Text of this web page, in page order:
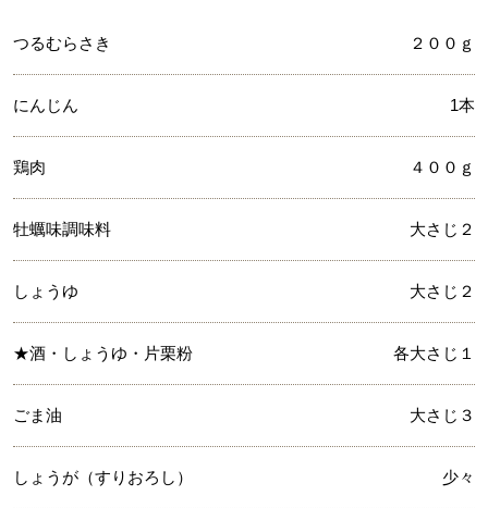
つるむらさき ２００ｇ
にんじん 1本
鶏肉 ４００ｇ
牡蠣味調味料 大さじ２
しょうゆ 大さじ２
★酒・しょうゆ・片栗粉 各大さじ１
ごま油 大さじ３
しょうが（すりおろし） 少々